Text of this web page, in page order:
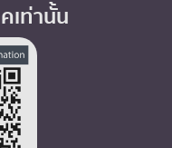
เท่านั้น